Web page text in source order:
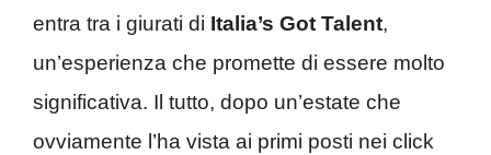
entra tra i giurati di Italia’s Got Talent,
un’esperienza che promette di essere molto
significativa. Il tutto, dopo un’estate che
ovviamente l’ha vista ai primi posti nei click